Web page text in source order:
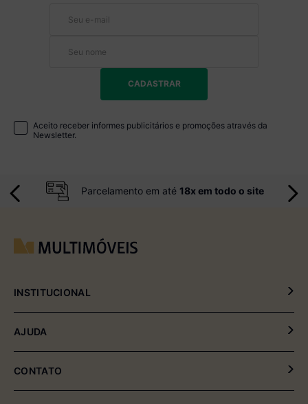
CADASTRAR
Aceito receber informes publicitários e promoções através da
Newsletter.
Parcelamento em até 18x em todo o site
INSTITUCIONAL
Política de Entrega e Devolução
AJUDA
Fale Conosco
CONTATO